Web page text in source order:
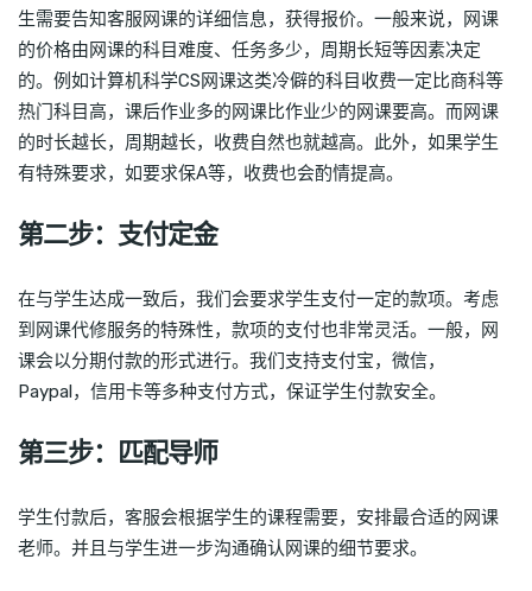
生需要告知客服网课的详细信息，获得报价。一般来说，网课
的价格由网课的科目难度、任务多少，周期长短等因素决定
的。例如计算机科学CS网课这类冷僻的科目收费一定比商科等
热门科目高，课后作业多的网课比作业少的网课要高。而网课
的时长越长，周期越长，收费自然也就越高。此外，如果学生
有特殊要求，如要求保A等，收费也会酌情提高。
第二步：支付定金
在与学生达成一致后，我们会要求学生支付一定的款项。考虑
到网课代修服务的特殊性，款项的支付也非常灵活。一般，网
课会以分期付款的形式进行。我们支持支付宝，微信，
Paypal，信用卡等多种支付方式，保证学生付款安全。
第三步：匹配导师
学生付款后，客服会根据学生的课程需要，安排最合适的网课
老师。并且与学生进一步沟通确认网课的细节要求。